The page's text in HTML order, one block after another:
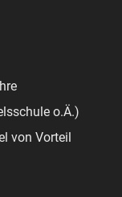
o.Ä.)
von Vorteil